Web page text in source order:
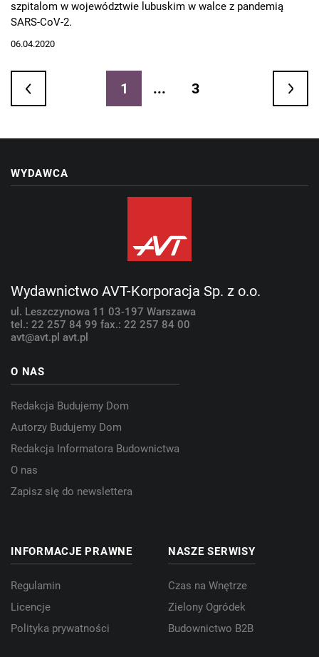
szpitalom w województwie lubuskim w walce z pandemią
SARS-CoV-2.
06.04.2020
1 ... 3
WYDAWCA
Wydawnictwo AVT-Korporacja Sp. z o.o.
ul. Leszczynowa 11 03-197 Warszawa
tel.: 22 257 84 99 fax.: 22 257 84 00
avt@avt.pl avt.pl
O NAS
Redakcja Budujemy Dom
Autorzy Budujemy Dom
Redakcja Informatora Budownictwa
O nas
Zapisz się do newslettera
INFORMACJE PRAWNE
Regulamin
Licencje
Polityka prywatności
NASZE SERWISY
Czas na Wnętrze
Zielony Ogródek
Budownictwo B2B